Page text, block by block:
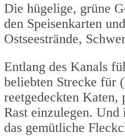
Die hügelige, grüne
den Speisenkarten
Ostseestrände,
Entlang des Kanals
beliebten Strecke für
reetgedeckten
Rast einzulegen. Und
das gemütliche